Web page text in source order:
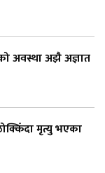
अवस्था अझै अज्ञात
मृत्यु भएका